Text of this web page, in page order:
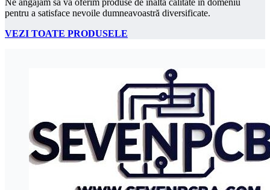
Ne angajăm să vă oferim produse de înaltă calitate în domeniu
pentru a satisface nevoile dumneavoastră diversificate.
VEZI TOATE PRODUSELE